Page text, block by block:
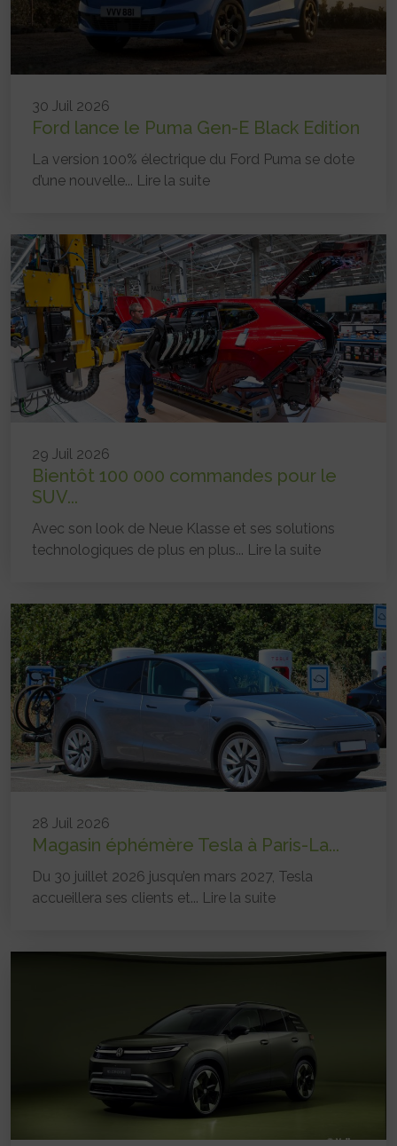
30 Juil 2026
Ford lance le Puma Gen-E Black Edition
La version 100% électrique du Ford Puma se dote
d’une nouvelle... Lire la suite
29 Juil 2026
Bientôt 100 000 commandes pour le
SUV...
Avec son look de Neue Klasse et ses solutions
technologiques de plus en plus... Lire la suite
28 Juil 2026
Magasin éphémère Tesla à Paris-La...
Du 30 juillet 2026 jusqu’en mars 2027, Tesla
accueillera ses clients et... Lire la suite